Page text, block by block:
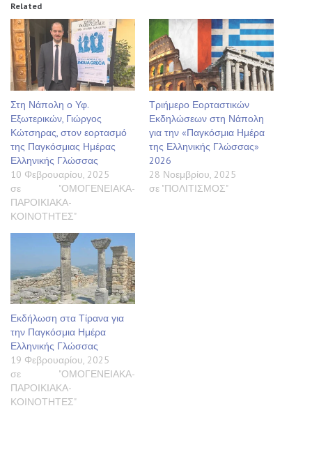
Related
Στη Νάπολη ο Υφ.
Εξωτερικών, Γιώργος
Κώτσηρας, στον εορτασμό
της Παγκόσμιας Ημέρας
Ελληνικής Γλώσσας
10 Φεβρουαρίου, 2025
σε "ΟΜΟΓΕΝΕΙΑΚΑ-
ΠΑΡΟΙΚΙΑΚΑ-
ΚΟΙΝΟΤΗΤΕΣ"
Τριήμερο Εορταστικών
Εκδηλώσεων στη Νάπολη
για την «Παγκόσμια Ημέρα
της Ελληνικής Γλώσσας»
2026
28 Νοεμβρίου, 2025
σε "ΠΟΛΙΤΙΣΜΟΣ"
Εκδήλωση στα Τίρανα για
την Παγκόσμια Ημέρα
Ελληνικής Γλώσσας
19 Φεβρουαρίου, 2025
σε "ΟΜΟΓΕΝΕΙΑΚΑ-
ΠΑΡΟΙΚΙΑΚΑ-
ΚΟΙΝΟΤΗΤΕΣ"